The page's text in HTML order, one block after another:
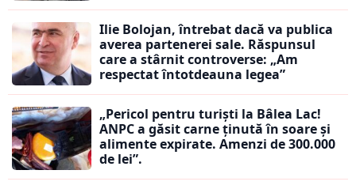
Ilie Bolojan, întrebat dacă va publica
averea partenerei sale. Răspunsul
care a stârnit controverse: „Am
respectat întotdeauna legea”
„Pericol pentru turiști la Bâlea Lac!
ANPC a găsit carne ținută în soare și
alimente expirate. Amenzi de 300.000
de lei”.